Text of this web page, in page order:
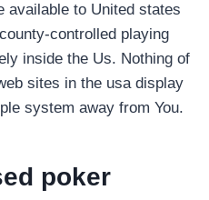
available to United states
controlled playing
inside the Us. Nothing of
sites in the usa display
system away from You.
poker